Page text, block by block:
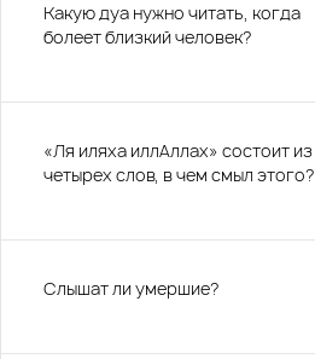
Какую дуа нужно читать, когда
болеет близкий человек?
«Ля иляха иллАллах» состоит из
четырех слов, в чем смыл этого?
Слышат ли умершие?